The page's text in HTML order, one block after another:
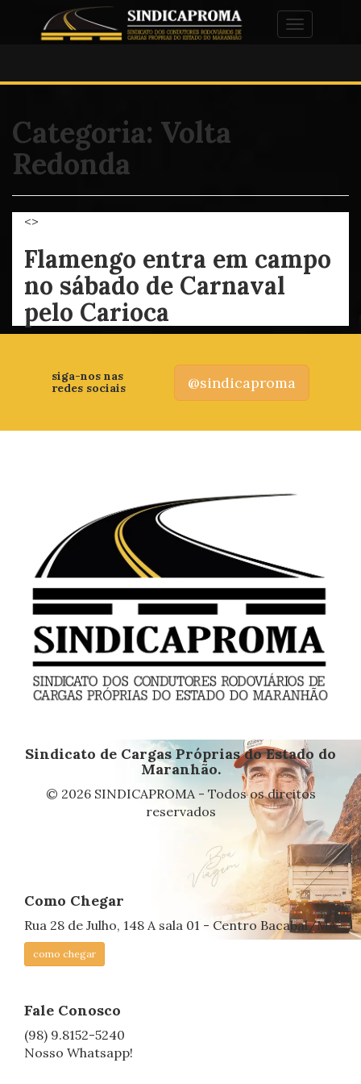
Alternar
Categoria: Volta
Redonda
<>
Flamengo entra em campo
no sábado de Carnaval
pelo Carioca
siga-nos nas
redes sociais
@sindicaproma
Sindicato de Cargas Próprias do Estado do
Maranhão.
© 2026 SINDICAPROMA - Todos os direitos
reservados
Como Chegar
Rua 28 de Julho, 148 A sala 01 - Centro Bacabal/MA
como chegar
Fale Conosco
(98) 9.8152-5240
Nosso Whatsapp!